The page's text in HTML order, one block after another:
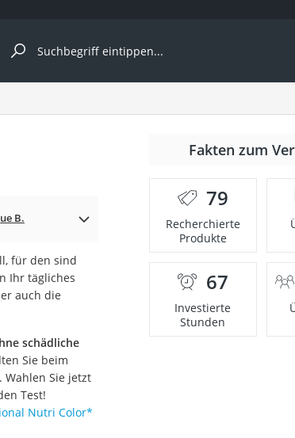
B.
für den sind
Ihr tägliches
auch die
schädliche
Sie beim
Sie jetzt
Test!
Nutri Color*
Fakten zum
79
Recherchierte
Produkte
67
Investierte
Stunden